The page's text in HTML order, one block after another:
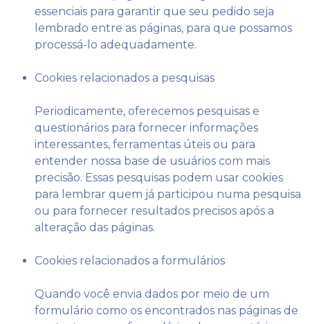
essenciais para garantir que seu pedido seja
lembrado entre as páginas, para que possamos
processá-lo adequadamente.
Cookies relacionados a pesquisas
Periodicamente, oferecemos pesquisas e
questionários para fornecer informações
interessantes, ferramentas úteis ou para
entender nossa base de usuários com mais
precisão. Essas pesquisas podem usar cookies
para lembrar quem já participou numa pesquisa
ou para fornecer resultados precisos após a
alteração das páginas.
Cookies relacionados a formulários
Quando você envia dados por meio de um
formulário como os encontrados nas páginas de